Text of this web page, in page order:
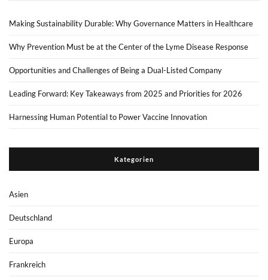
Making Sustainability Durable: Why Governance Matters in Healthcare
Why Prevention Must be at the Center of the Lyme Disease Response
Opportunities and Challenges of Being a Dual-Listed Company
Leading Forward: Key Takeaways from 2025 and Priorities for 2026
Harnessing Human Potential to Power Vaccine Innovation
Kategorien
Asien
Deutschland
Europa
Frankreich